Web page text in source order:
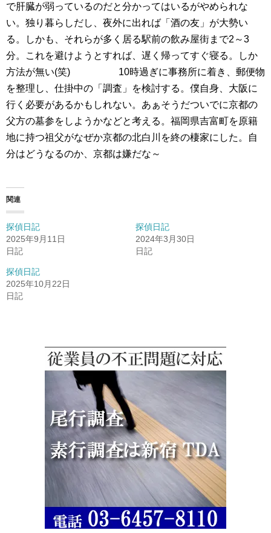
で肝臓が弱っているのだと分かってはいるがやめられな
い。独り暮らしだし、夜外に出れば「酒の友」が大勢い
る。しかも、それらが多く居る駅前の飲み屋街まで2～3
分。これを避けようとすれば、遅く帰ってすぐ寝る。しか
方法が無い(笑) 10時過ぎに事務所に着き、郵便物
を整理し、仕掛中の「調査」を検討する。僕自身、大阪に
行く必要があるかもしれない。あぁそうだついでに京都の
父方の墓参をしようかなどと考える。福岡県吉富町を原籍
地に持つ祖父がなぜか京都の北白川を終の棲家にした。自
分はどうなるのか、京都は嫌だな～
関連
探偵日記
2025年9月11日
日記
探偵日記
2024年3月30日
日記
探偵日記
2025年10月22日
日記